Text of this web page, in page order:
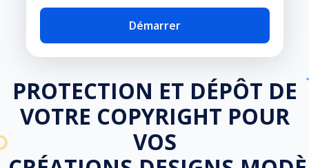
Démarrer
PROTECTION ET DÉPÔT DE
VOTRE COPYRIGHT POUR
VOS